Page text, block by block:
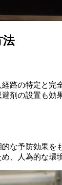
法
路の特定と
剤の設置も
な予防効果
、人為的な環